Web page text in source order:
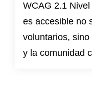
WCAG 2.1 Nivel
es accesible no
voluntarios,
y la comunidad